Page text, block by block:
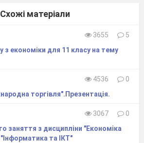
знань студентів з теми
Розв’язування тестових
тестування).
Розв’язування індивідуальних
письмовий)
Схожі матеріали
3655
5
з економіки для 11 класу на тему
4536
0
торгівля".Презентація.
3067
0
заняття з дисципліни "Економіка
та ІКТ"